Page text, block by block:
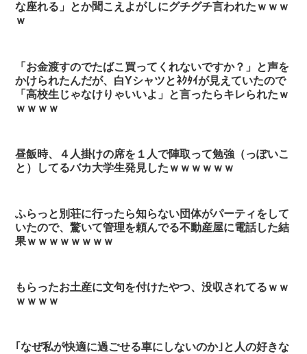
な座れる」とか聞こえよがしにグチグチ言われたｗｗｗ
ｗ
「お金渡すのでたばこ買ってくれないですか？」と声を
かけられたんだが、白Yシャツとﾈｸﾀｲが見えていたので
「高校生じゃなけりゃいいよ」と言ったらキレられたｗ
ｗｗｗｗ
昼飯時、４人掛けの席を１人で陣取って勉強（っぽいこ
と）してるバカ大学生発見したｗｗｗｗｗｗ
ふらっと別荘に行ったら知らない団体がパーティをして
いたので、驚いて管理を頼んでる不動産屋に電話した結
果ｗｗｗｗｗｗｗｗ
もらったお土産に文句を付けたやつ、没収されてるｗｗ
ｗｗｗｗ
｢なぜ私が快適に過ごせる車にしないのか｣と人の好きな